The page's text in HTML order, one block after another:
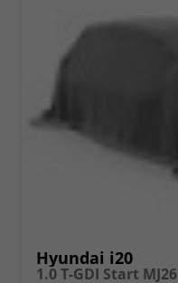
Hyundai i20
1.0 T-GDI Start MJ26